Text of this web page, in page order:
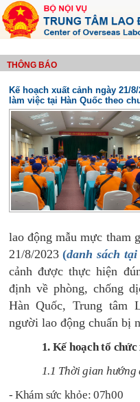
THÔNG BÁO
Kế hoạch xuất cảnh ngày 21/
làm việc tại Hàn Quốc theo
lao động mẫu mực tham
21/8/2023(danh sách tại
cảnh được thực hiện
định về phòng, chống
Hàn Quốc, Trung tâm
người lao động chuẩn bị
1. Kế hoạch tổ
1.1 Thời gian hướng
- Khám sức khỏe: 07h00